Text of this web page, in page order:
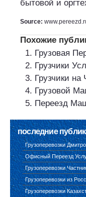
бытовой и
Source:
Похожие
Грузовая
Грузчики
Грузчики на
Грузовой
Переезд
последние
Грузоперевозки
Офисный Переезд
Грузоперевозки
Грузоперевозки из
Грузоперевозки